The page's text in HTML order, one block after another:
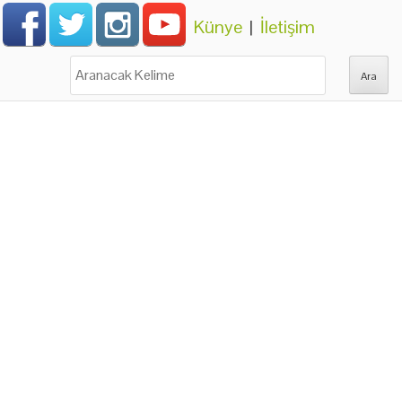
Künye | İletişim